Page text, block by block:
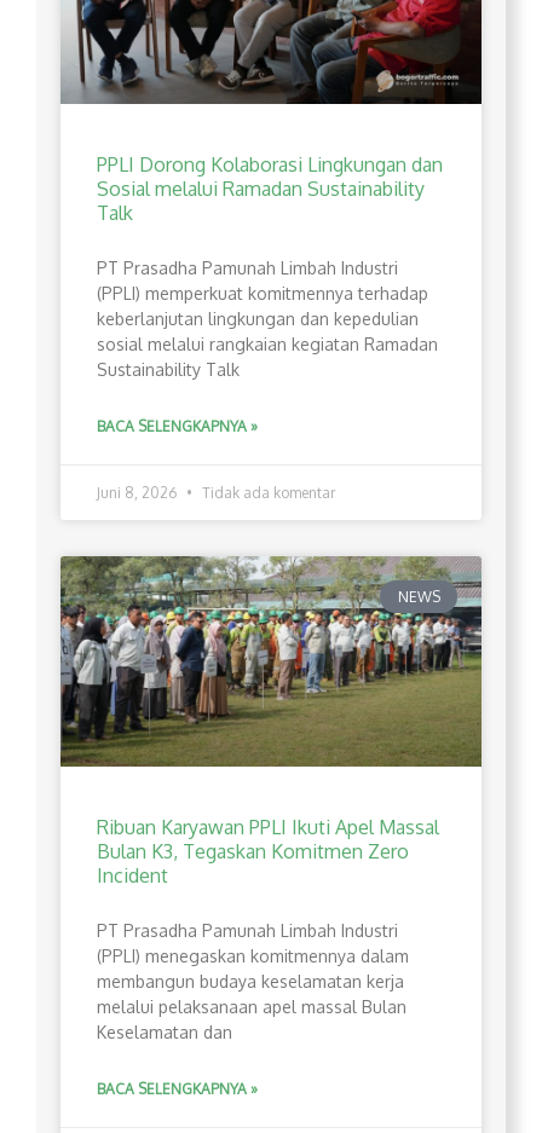
PPLI Dorong Kolaborasi Lingkungan dan
Sosial melalui Ramadan Sustainability
Talk
PT Prasadha Pamunah Limbah Industri
(PPLI) memperkuat komitmennya terhadap
keberlanjutan lingkungan dan kepedulian
sosial melalui rangkaian kegiatan Ramadan
Sustainability Talk
BACA SELENGKAPNYA »
Juni 8, 2026 Tidak ada komentar
NEWS
Ribuan Karyawan PPLI Ikuti Apel Massal
Bulan K3, Tegaskan Komitmen Zero
Incident
PT Prasadha Pamunah Limbah Industri
(PPLI) menegaskan komitmennya dalam
membangun budaya keselamatan kerja
melalui pelaksanaan apel massal Bulan
Keselamatan dan
BACA SELENGKAPNYA »